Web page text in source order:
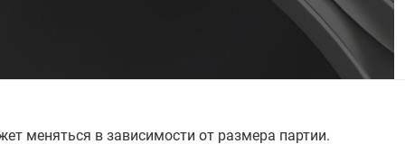
меняться в зависимости от размера партии.